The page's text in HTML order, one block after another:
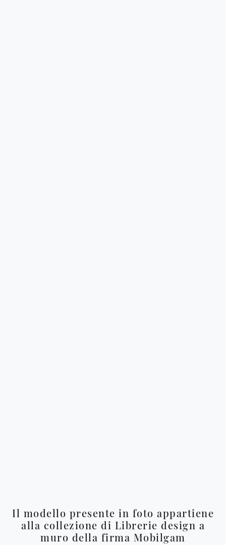
Il modello presente in foto appartiene
alla collezione di Librerie design a
muro della firma Mobilgam